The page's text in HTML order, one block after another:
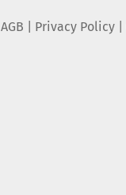
AGB Privacy Policy|